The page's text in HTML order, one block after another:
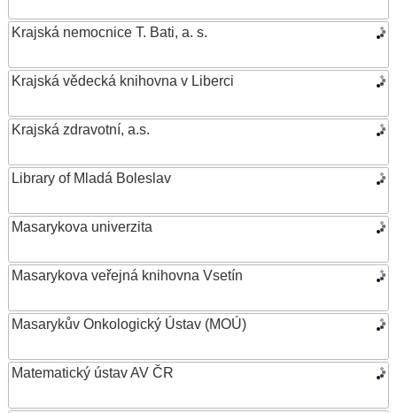
Krajská nemocnice T. Bati, a. s.
Krajská vědecká knihovna v Liberci
Krajská zdravotní, a.s.
Library of Mladá Boleslav
Masarykova univerzita
Masarykova veřejná knihovna Vsetín
Masarykův Onkologický Ústav (MOÚ)
Matematický ústav AV ČR